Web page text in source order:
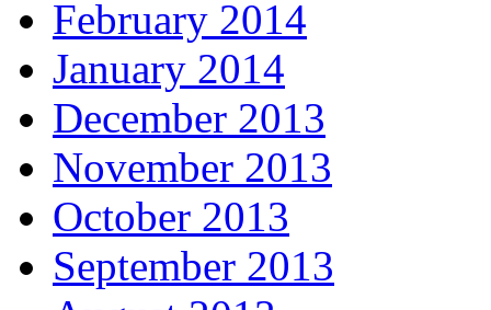
February 2014
January 2014
December 2013
November 2013
October 2013
September 2013